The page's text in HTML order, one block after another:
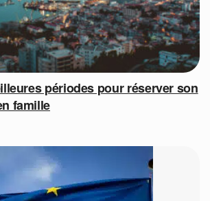
périodes pour réserver son
famille